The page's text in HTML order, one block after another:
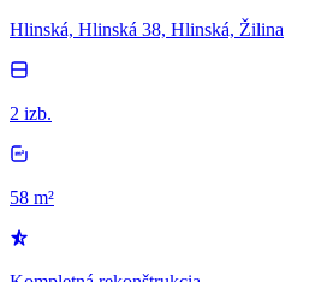
Hlinská, Hlinská 38, Hlinská, Žilina
2 izb.
58 m²